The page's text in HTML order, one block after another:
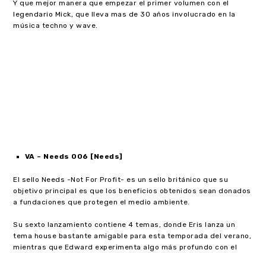
Y que mejor manera que empezar el primer volumen con el
legendario Mick, que lleva mas de 30 años involucrado en la
música techno y wave.
VA – Needs 006 [Needs]
El sello Needs -Not For Profit- es un sello británico que su
objetivo principal es que los beneficios obtenidos sean donados
a fundaciones que protegen el medio ambiente.
Su sexto lanzamiento contiene 4 temas, donde Eris lanza un
tema house bastante amigable para esta temporada del verano,
mientras que Edward experimenta algo más profundo con el